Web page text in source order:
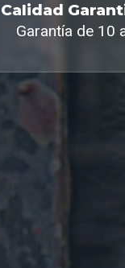
Calidad
Garantía de 10